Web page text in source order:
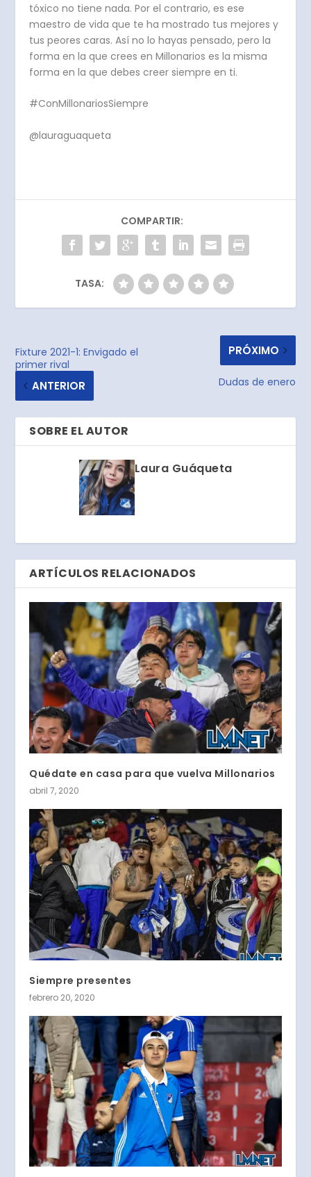
tóxico no tiene nada. Por el contrario, es ese
maestro de vida que te ha mostrado tus mejores y
tus peores caras. Así no lo hayas pensado, pero la
forma en la que crees en Millonarios es la misma
forma en la que debes creer siempre en ti.
#ConMillonariosSiempre
@lauraguaqueta
COMPARTIR:
TASA:
Fixture 2021-1: Envigado el
primer rival
ANTERIOR
PRÓXIMO
Dudas de enero
SOBRE EL AUTOR
Laura Guáqueta
ARTÍCULOS RELACIONADOS
Quédate en casa para que vuelva Millonarios
abril 7, 2020
Siempre presentes
febrero 20, 2020